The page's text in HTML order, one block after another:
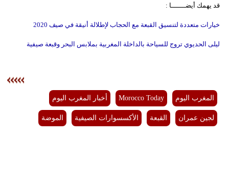
قد يهمك أيضـــــــا :
خيارات متعددة لتنسيق القبعة مع الحجاب لإطلالة أنيقة في صيف 2020
ليلى الحديوي تروج للسياحة بالداخلة المغربية بملابس البحر وقبعة صيفية
المغرب اليوم Morocco Today أخبار المغرب اليوم
لجين عمران القبعة الأكسسوارات الصيفية الموضة